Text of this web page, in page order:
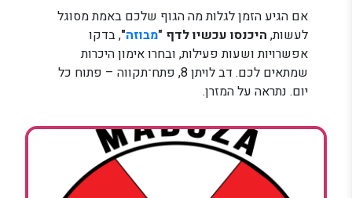
אם הגיע הזמן לגלות מה הגוף שלכם באמת מסוגל
לעשות, היכנסו עכשיו לדף "מבוזה", בדקו
אפשרויות ושעות פעילות, ובחרו אימון היכרות
שמתאים לכם. דב לויתן 8, פתח־תקווה – פתוח כל
יום. נתראה על המזרן.